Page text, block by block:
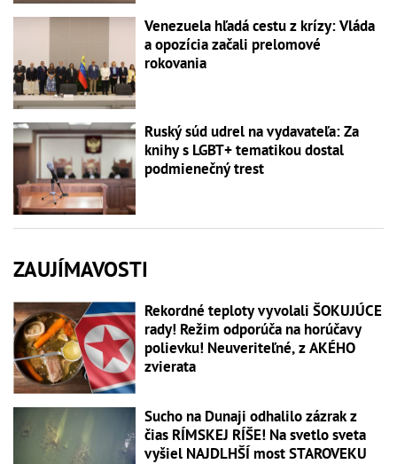
Venezuela hľadá cestu z krízy: Vláda
a opozícia začali prelomové
rokovania
Ruský súd udrel na vydavateľa: Za
knihy s LGBT+ tematikou dostal
podmienečný trest
ZAUJÍMAVOSTI
Rekordné teploty vyvolali ŠOKUJÚCE
rady! Režim odporúča na horúčavy
polievku! Neuveriteľné, z AKÉHO
zvierata
Sucho na Dunaji odhalilo zázrak z
čias RÍMSKEJ RÍŠE! Na svetlo sveta
vyšiel NAJDLHŠÍ most STAROVEKU